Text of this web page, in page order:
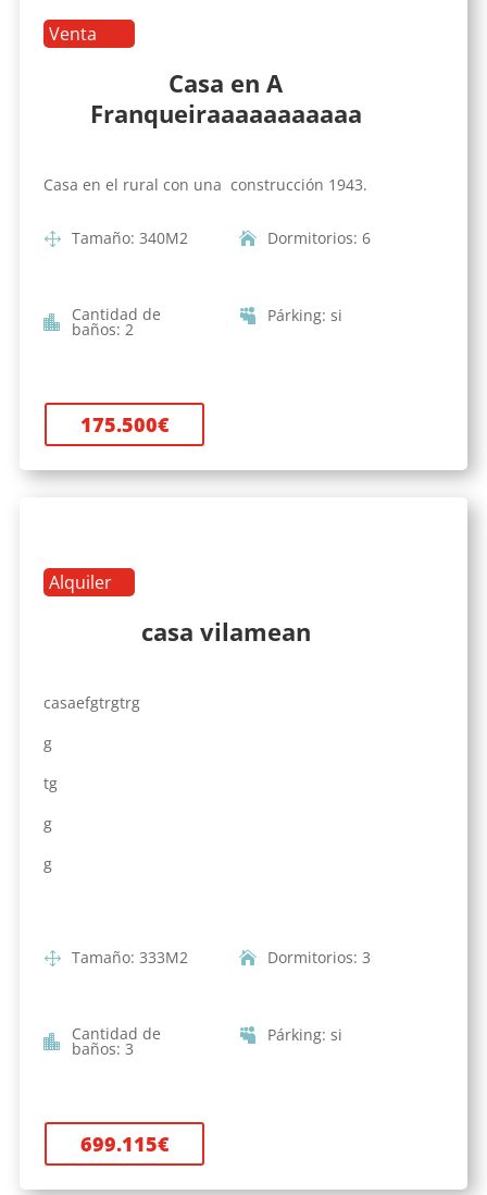
Venta
Casa en A
Franqueiraaaaaaaaaaa
Casa en el rural con una construcción 1943.
Tamaño: 340M2 Dormitorios: 6
Cantidad de
baños: 2
Párking: si
175.500€
Alquiler
casa vilamean
casaefgtrgtrg
g
tg
g
g
Tamaño: 333M2 Dormitorios: 3
Cantidad de
baños: 3
Párking: si
699.115€